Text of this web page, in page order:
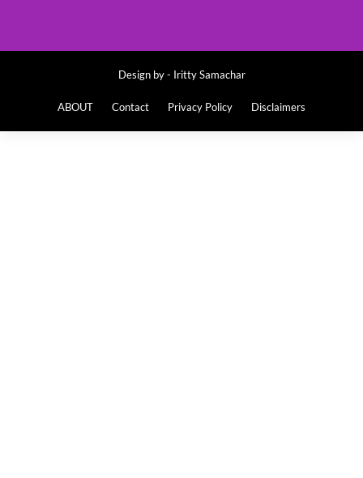
Design by - Iritty Samachar
ABOUT Contact Privacy Policy Disclaimers